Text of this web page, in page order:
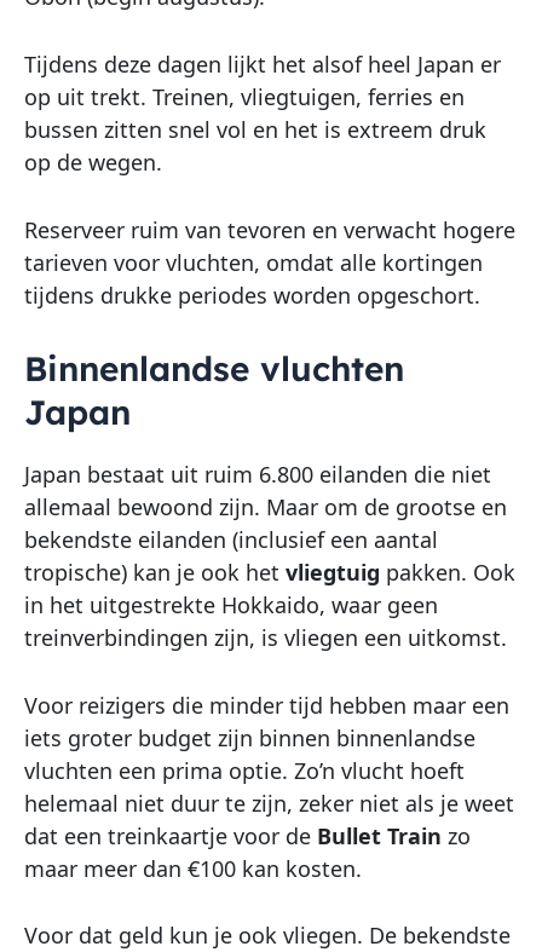
Tijdens deze dagen lijkt het alsof heel Japan er
op uit trekt. Treinen, vliegtuigen, ferries en
bussen zitten snel vol en het is extreem druk
op de wegen.
Reserveer ruim van tevoren en verwacht hogere
tarieven voor vluchten, omdat alle kortingen
tijdens drukke periodes worden opgeschort.
Binnenlandse vluchten
Japan
Japan bestaat uit ruim 6.800 eilanden die niet
allemaal bewoond zijn. Maar om de grootse en
bekendste eilanden (inclusief een aantal
tropische) kan je ook het vliegtuig pakken. Ook
in het uitgestrekte Hokkaido, waar geen
treinverbindingen zijn, is vliegen een uitkomst.
Voor reizigers die minder tijd hebben maar een
iets groter budget zijn binnen binnenlandse
vluchten een prima optie. Zo’n vlucht hoeft
helemaal niet duur te zijn, zeker niet als je weet
dat een treinkaartje voor de Bullet Train zo
maar meer dan €100 kan kosten.
Voor dat geld kun je ook vliegen. De bekendste